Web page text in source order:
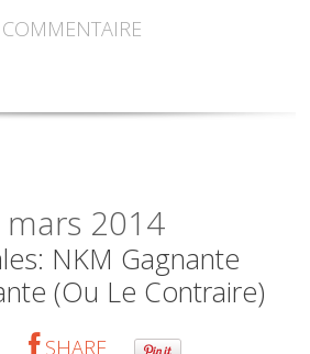
COMMENTAIRE
mars 2014
NKM Gagnante
(ou Le Contraire)
SHARE